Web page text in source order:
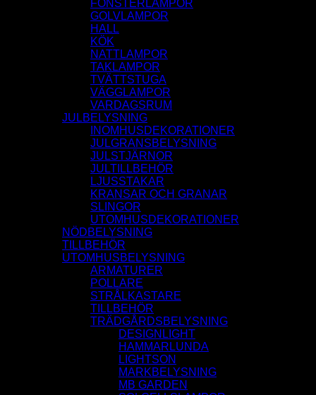
FÖNSTERLAMPOR
GOLVLAMPOR
HALL
KÖK
NATTLAMPOR
TAKLAMPOR
TVÄTTSTUGA
VÄGGLAMPOR
VARDAGSRUM
JULBELYSNING
INOMHUSDEKORATIONER
JULGRANSBELYSNING
JULSTJÄRNOR
JULTILLBEHÖR
LJUSSTAKAR
KRANSAR OCH GRANAR
SLINGOR
UTOMHUSDEKORATIONER
NÖDBELYSNING
TILLBEHÖR
UTOMHUSBELYSNING
ARMATURER
POLLARE
STRÅLKASTARE
TILLBEHÖR
TRÄDGÅRDSBELYSNING
DESIGNLIGHT
HAMMARLUNDA
LIGHTSON
MARKBELYSNING
MB GARDEN